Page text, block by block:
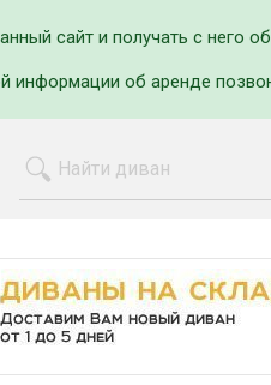
сайт и получать с него
информации об аренде